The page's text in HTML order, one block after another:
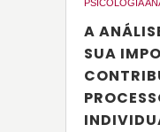
PSICOLOGIA
A
SUA